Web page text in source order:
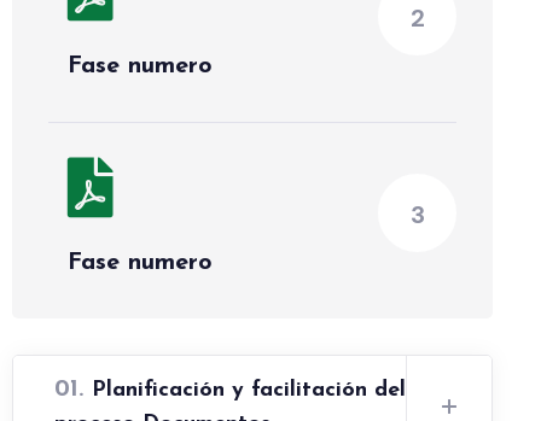
2
Fase numero
3
Fase numero
01. Planificación y facilitación del